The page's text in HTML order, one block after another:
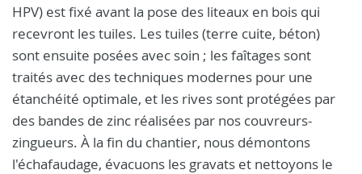
HPV) est fixé avant la pose des liteaux en bois qui
recevront les tuiles. Les tuiles (terre cuite, béton)
sont ensuite posées avec soin ; les faîtages sont
traités avec des techniques modernes pour une
étanchéité optimale, et les rives sont protégées par
des bandes de zinc réalisées par nos couvreurs-
zingueurs. À la fin du chantier, nous démontons
l'échafaudage, évacuons les gravats et nettoyons le